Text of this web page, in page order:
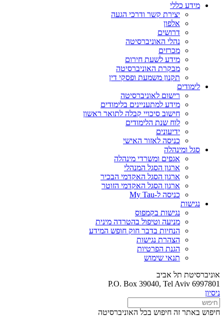
מידע כללי
יצירת קשר ודרכי הגעה
אלפון
דרושים
נהלי האוניברסיטה
מכרזים
מידע לשעת חירום
מבקרת האוניברסיטה
תקנון משמעת ופסקי דין
לימודים
רישום לאוניברסיטה
מידע למתעניינים בלימודים
חישוב סיכויי קבלה לתואר ראשון
לוח שנת הלימודים
ידיעונים
כניסה לאזור האישי
סגל ומינהלה
אגפים ומשרדי מינהלה
ארגון הסגל המנהלי
ארגון הסגל האקדמי הבכיר
ארגון הסגל האקדמי הזוטר
כניסה ל-My Tau
נגישות
נגישות בקמפוס
מניעה וטיפול בהטרדה מינית
הנחיות בדבר חוק חופש המידע
הצהרת נגישות
הגנת הפרטיות
תנאי שימוש
אוניברסיטת תל אביב
P.O. Box 39040, Tel Aviv 6997801
ניסיון
חיפוש באתר זה חיפוש בכל האוניברסיטה